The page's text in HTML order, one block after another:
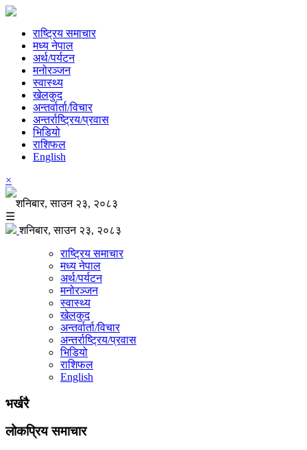
राष्ट्रिय समाचार
मध्य नेपाल
अर्थ/पर्यटन
मनोरञ्जन
स्वास्थ्य
खेलकुद
अन्तर्वार्ता/विचार
अन्तर्राष्ट्रिय/प्रवास
भिडियो
राशिफल
English
×
शनिबार, साउन २३, २०८३
☰
शनिबार, साउन २३, २०८३
राष्ट्रिय समाचार
मध्य नेपाल
अर्थ/पर्यटन
मनोरञ्जन
स्वास्थ्य
खेलकुद
अन्तर्वार्ता/विचार
अन्तर्राष्ट्रिय/प्रवास
भिडियो
राशिफल
English
भर्खरै
लोकप्रिय समाचार